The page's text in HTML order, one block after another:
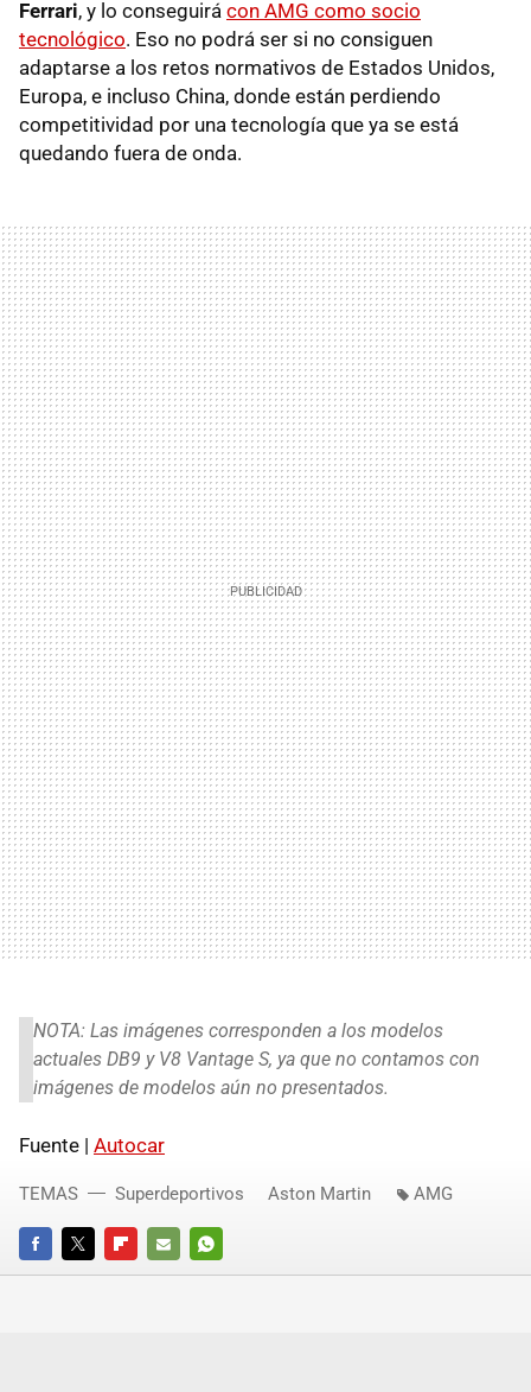
Ferrari, y lo conseguirá con AMG como socio
tecnológico. Eso no podrá ser si no consiguen
adaptarse a los retos normativos de Estados Unidos,
Europa, e incluso China, donde están perdiendo
competitividad por una tecnología que ya se está
quedando fuera de onda.
NOTA: Las imágenes corresponden a los modelos
actuales DB9 y V8 Vantage S, ya que no contamos con
imágenes de modelos aún no presentados.
Fuente | Autocar
FACEBOOKTWITTERFLIPBOARD
E-
WHATSAPP
TEMAS Superdeportivos Aston Martin AMG